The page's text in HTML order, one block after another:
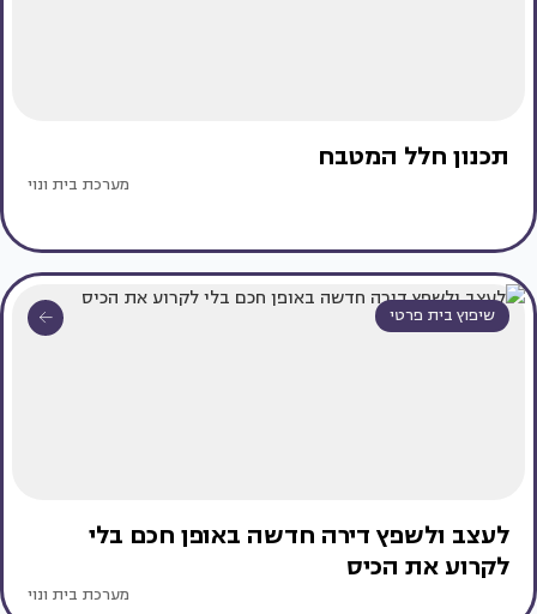
תכנון חלל המטבח
מערכת בית ונוי
שיפוץ בית פרטי
לעצב ולשפץ דירה חדשה באופן חכם בלי
לקרוע את הכיס
מערכת בית ונוי